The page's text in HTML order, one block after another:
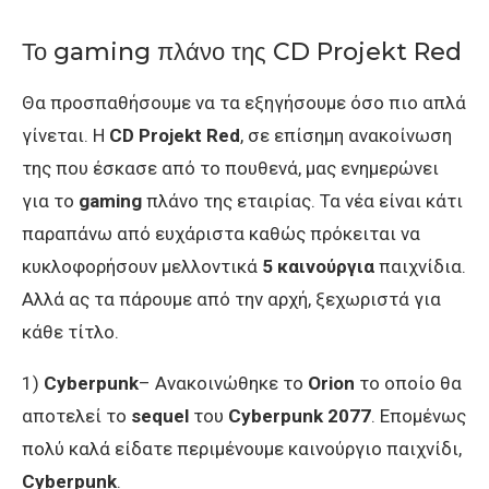
Το gaming πλάνο της CD Projekt Red
Θα προσπαθήσουμε να τα εξηγήσουμε όσο πιο απλά
γίνεται. Η CD Projekt Red, σε επίσημη ανακοίνωση
της που έσκασε από το πουθενά, μας ενημερώνει
για το gaming πλάνο της εταιρίας. Τα νέα είναι κάτι
παραπάνω από ευχάριστα καθώς πρόκειται να
κυκλοφορήσουν μελλοντικά 5 καινούργια παιχνίδια.
Αλλά ας τα πάρουμε από την αρχή, ξεχωριστά για
κάθε τίτλο.
1) Cyberpunk– Ανακοινώθηκε το Orion το οποίο θα
αποτελεί το sequel του Cyberpunk 2077. Επομένως
πολύ καλά είδατε περιμένουμε καινούργιο παιχνίδι,
Cyberpunk.